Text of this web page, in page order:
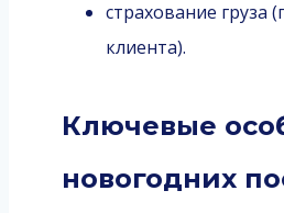
страхование груза
клиента).
Ключевые
новогодних